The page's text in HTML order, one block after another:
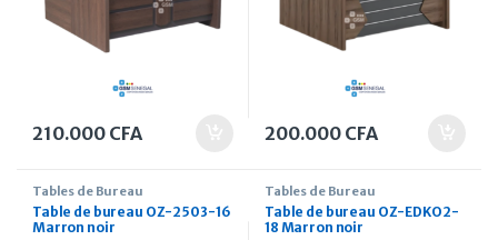
210.000 CFA 200.000 CFA
Tables de Bureau
Table de bureau OZ-2503-16
Marron noir
Tables de Bureau
Table de bureau OZ-EDKO2-
18 Marron noir